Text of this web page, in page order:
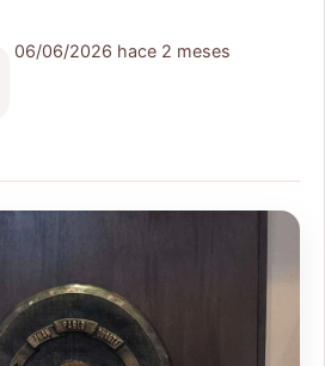
06/06/2026 hace 2 meses